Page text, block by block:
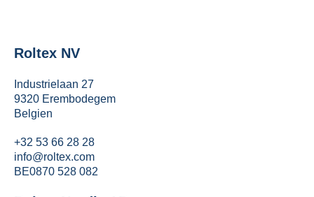
Roltex NV
Industrielaan 27
9320 Erembodegem
Belgien
+32 53 66 28 28
info@roltex.com
BE0870 528 082